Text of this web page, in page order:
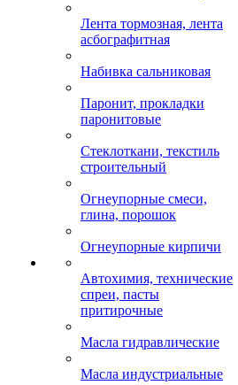
Лента тормозная, лента
асбографитная
Набивка сальниковая
Паронит, прокладки
паронитовые
Стеклоткани, текстиль
строительный
Огнеупорные смеси,
глина, порошок
Огнеупорные кирпичи
Автохимия, технические
спреи, пасты
притирочные
Масла гидравлические
Масла индустриальные